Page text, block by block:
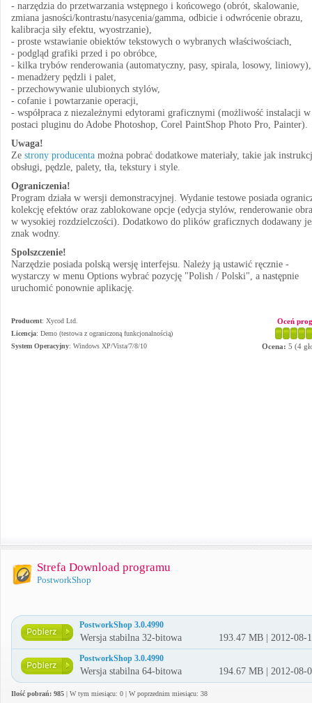
- narzędzia do przetwarzania wstępnego i końcowego (obrót, skalowanie,
zmiana jasności/kontrastu/nasycenia/gamma, odbicie i odwrócenie obrazu,
kalibracja siły efektu, wyostrzanie),
- proste wstawianie obiektów tekstowych o wybranych właściwościach,
- podgląd grafiki przed i po obróbce,
- kilka trybów renderowania (automatyczny, pasy, spirala, losowy, liniowy),
- menadżery pędzli i palet,
- przechowywanie ulubionych stylów,
- cofanie i powtarzanie operacji,
- współpraca z niezależnymi edytorami graficznymi (możliwość instalacji w
postaci pluginu do Adobe Photoshop, Corel PaintShop Photo Pro, Painter).
Uwaga!
Ze strony producenta można pobrać dodatkowe materiały, takie jak
obsługi, pędzle, palety, tła, tekstury i style.
Ograniczenia!
Program działa w wersji demonstracyjnej. Wydanie testowe posiada
kolekcję efektów oraz zablokowane opcje (edycja stylów, renderowanie
w wysokiej rozdzielczości). Dodatkowo do plików graficznych dodawany
znak wodny.
Spolszczenie!
Narzędzie posiada polską wersję interfejsu. Należy ją ustawić ręcznie -
wystarczy w menu Options wybrać pozycję "Polish / Polski", a następnie
uruchomić ponownie aplikację.
Producent: Xycod Ltd.
Licencja: Demo (testowa z ograniczoną funkcjonalnością)
System Operacyjny: Windows XP/Vista/7/8/10
Oceń
Ocena: 5 (4
Strefa Download programu
PostworkShop
PostworkShop 3.0.4990
Wersja stabilna 32-bitowa 193.47 MB | 2012-08-
PostworkShop 3.0.4990
Wersja stabilna 64-bitowa 194.67 MB | 2012-08-
Ilość pobrań: 985 | W tym miesiącu: 0 | W poprzednim miesiącu: 38